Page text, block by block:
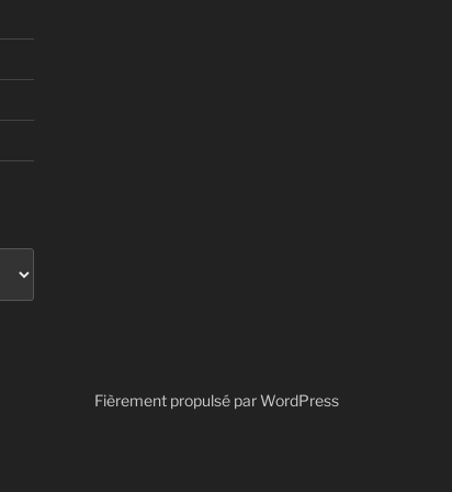
Fièrement propulsé par WordPress